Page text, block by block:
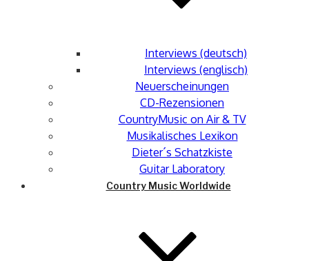
Interviews (deutsch)
Interviews (englisch)
Neuerscheinungen
CD-Rezensionen
CountryMusic on Air & TV
Musikalisches Lexikon
Dieter´s Schatzkiste
Guitar Laboratory
Country Music Worldwide